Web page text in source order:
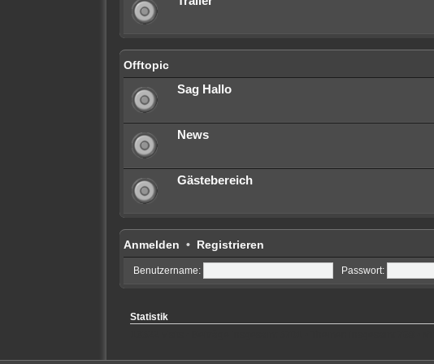
Offtopic
Sag Hallo
News
Gästebereich
Anmelden • Registrieren
Benutzername: Passwort:
Statistik